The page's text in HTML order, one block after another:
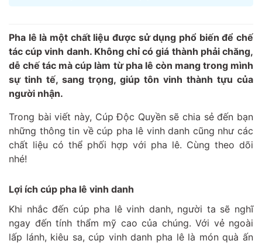
Pha lê là một chất liệu được sử dụng phổ biến để chế
tác cúp vinh danh. Không chỉ có giá thành phải chăng,
dễ chế tác mà cúp làm từ pha lê còn mang trong mình
sự tinh tế, sang trọng, giúp tôn vinh thành tựu của
người nhận.
Trong bài viết này, Cúp Độc Quyền sẽ chia sẻ đến bạn
những thông tin về cúp pha lê vinh danh cũng như các
chất liệu có thể phối hợp với pha lê. Cùng theo dõi
nhé!
Lợi ích cúp pha lê vinh danh
Khi nhắc đến cúp pha lê vinh danh, người ta sẽ nghĩ
ngay đến tính thẩm mỹ cao của chúng. Với vẻ ngoài
lấp lánh, kiêu sa, cúp vinh danh pha lê là món quà ấn